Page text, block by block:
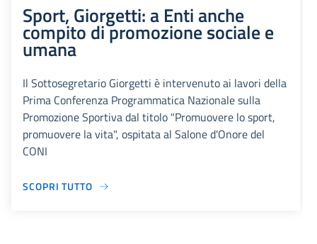
Sport, Giorgetti: a Enti anche
compito di promozione sociale e
umana
Il Sottosegretario Giorgetti è intervenuto ai lavori della
Prima Conferenza Programmatica Nazionale sulla
Promozione Sportiva dal titolo "Promuovere lo sport,
promuovere la vita", ospitata al Salone d'Onore del
CONI
SCOPRI TUTTO